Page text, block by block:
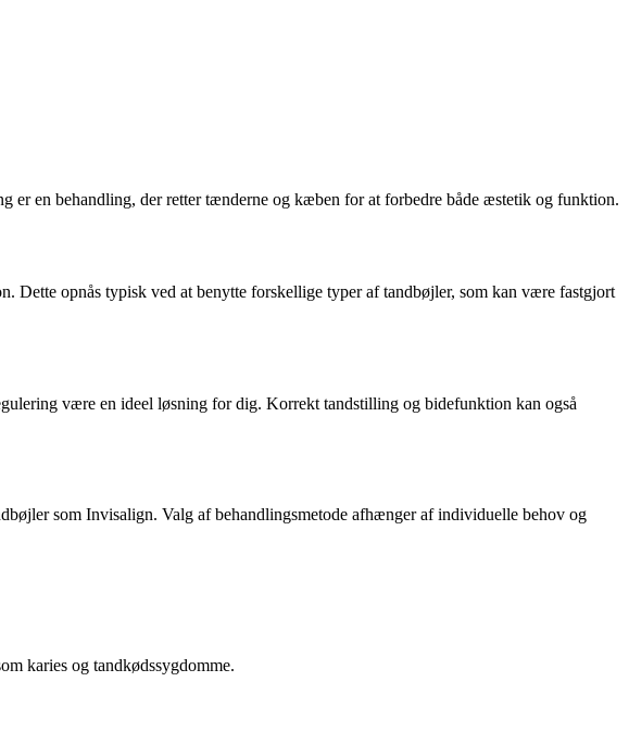
en behandling, der retter tænderne og kæben for at forbedre både æstetik og funktion.
Dette opnås typisk ved at benytte forskellige typer af tandbøjler, som kan være fastgjort
være en ideel løsning for dig. Korrekt tandstilling og bidefunktion kan også
som Invisalign. Valg af behandlingsmetode afhænger af individuelle behov og
karies og tandkødssygdomme.